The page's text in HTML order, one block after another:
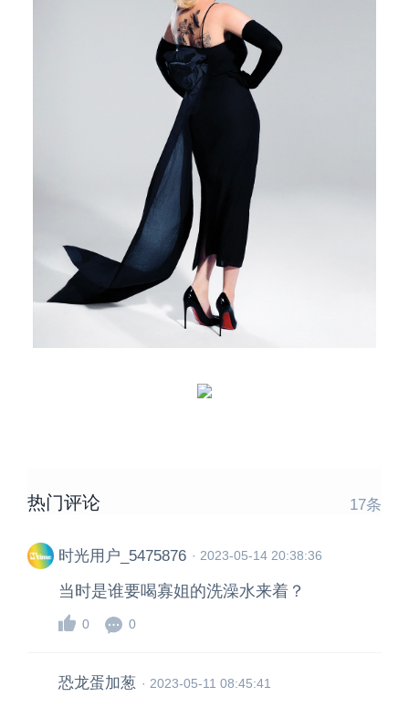
热门评论 17条
时光用户_5475876 ·2023-05-14 20:38:36
当时是谁要喝寡姐的洗澡水来着？
0 0
恐龙蛋加葱 · 2023-05-11 08:45:41